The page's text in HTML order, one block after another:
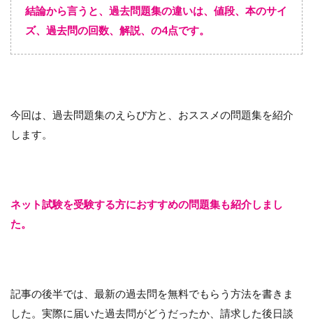
結論から言うと、過去問題集の違いは、値段、本のサイ
ズ、過去問の回数、解説、の4点です。
今回は、過去問題集のえらび方と、おススメの問題集を紹介
します。
ネット試験を受験する方におすすめの問題集も紹介しまし
た。
記事の後半では、最新の過去問を無料でもらう方法を書きま
した。実際に届いた過去問がどうだったか、請求した後日談